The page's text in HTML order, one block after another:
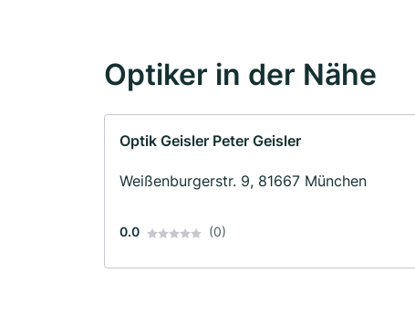
Optiker in der Nähe
Optik Geisler Peter Geisler
Weißenburgerstr. 9, 81667 München
0.0 (0)